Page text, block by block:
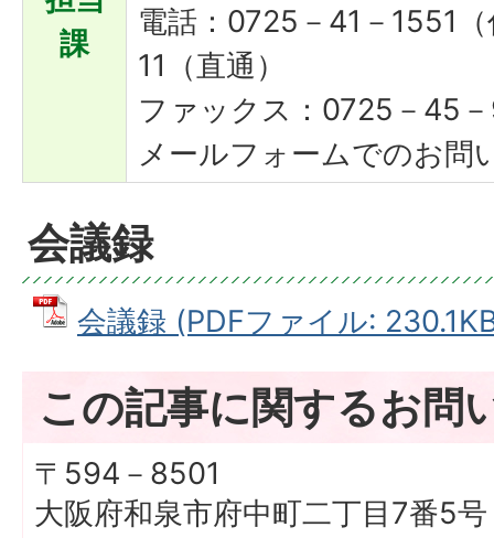
課
電話：0725－41－1551
11（直通）
ファックス：0725－45
メールフォームでのお問
会議録
会議録 (PDFファイル:
この記事に関するお問
〒594－8501
大阪府和泉市府中町二丁目7番5号